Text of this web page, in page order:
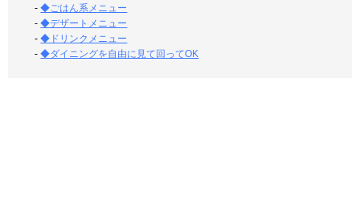
-◆ごはん系メニュー
-◆デザートメニュー
-◆ドリンクメニュー
-◆ダイニングを自由に見て回ってOK